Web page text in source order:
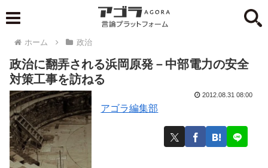
ホーム 政治
政治に翻弄される浜岡原発－中部電力の安全
対策工事を訪ねる
アゴラ編集部
2012.08.31 08:00